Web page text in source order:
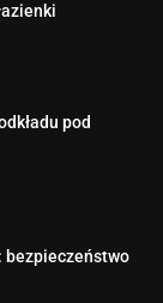
pod
bezpieczeństwo